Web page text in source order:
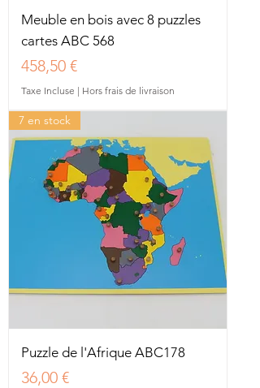
Meuble en bois avec 8 puzzles
cartes ABC 568
Prix
458,50 €
Taxe Incluse | Hors frais de livraison
7 en stock
Puzzle de l'Afrique ABC178
Prix
36,00 €